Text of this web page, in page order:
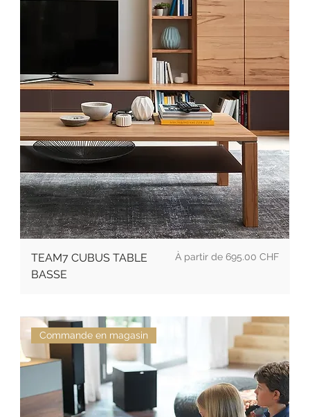
TEAM7 CUBUS TABLE
BASSE
Prix 695.00 CHF
Commande en magasin